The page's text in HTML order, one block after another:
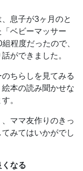
息子が3ヶ月のと
ベビーマッサー
程度だったので、
ができました。
ちらしを見てみる
本の読み聞かせな
。
ママ友作りのきっ
みてはいかがでし
なる